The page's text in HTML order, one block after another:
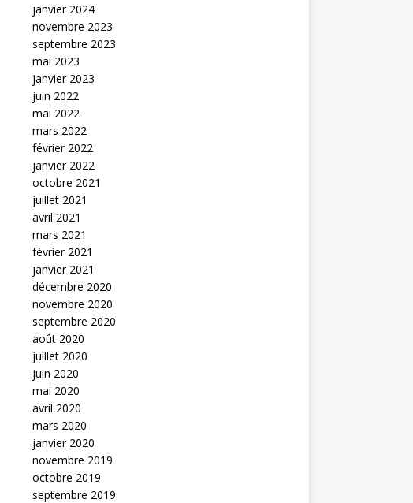
janvier 2024
novembre 2023
septembre 2023
mai 2023
janvier 2023
juin 2022
mai 2022
mars 2022
février 2022
janvier 2022
octobre 2021
juillet 2021
avril 2021
mars 2021
février 2021
janvier 2021
décembre 2020
novembre 2020
septembre 2020
août 2020
juillet 2020
juin 2020
mai 2020
avril 2020
mars 2020
janvier 2020
novembre 2019
octobre 2019
septembre 2019